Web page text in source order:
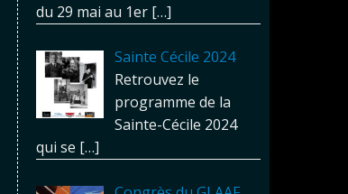
du 29 mai au 1er […]
Sainte Cécile 2024
Retrouvez le
programme de la
Sainte-Cécile 2024
qui se […]